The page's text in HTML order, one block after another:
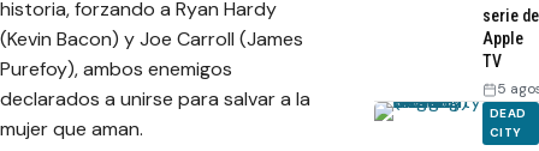
historia, forzando a Ryan Hardy
(Kevin Bacon) y Joe Carroll (James
Purefoy), ambos enemigos
declarados a unirse para salvar a la
mujer que aman.
serie de
Apple
TV
5
DEAD
CITY